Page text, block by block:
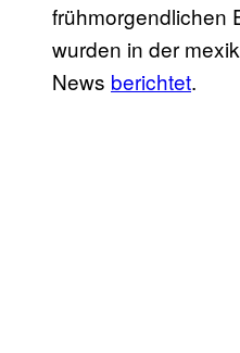
frühmorgendlichen
wurden in der
News berichtet.